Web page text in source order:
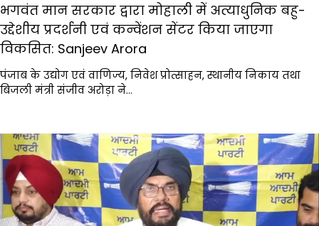
भगवंत मान सरकार द्वारा मोहाली में अत्याधुनिक बहु-
उद्देशीय प्रदर्शनी एवं कन्वेंशन सेंटर किया जाएगा
विकसित: Sanjeev Arora
पंजाब के उद्योग एवं वाणिज्य, निवेश प्रोत्साहन, स्थानीय निकाय तथा
बिजली मंत्री संजीव अरोड़ा ने…